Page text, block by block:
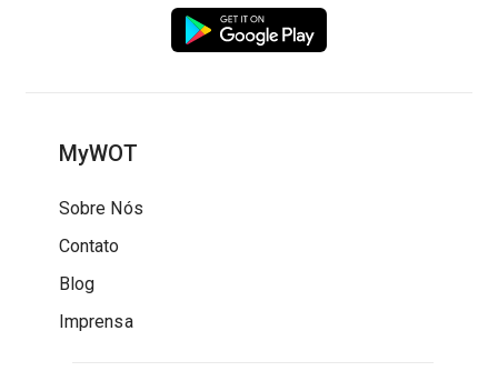
MyWOT
Sobre Nós
Contato
Blog
Imprensa